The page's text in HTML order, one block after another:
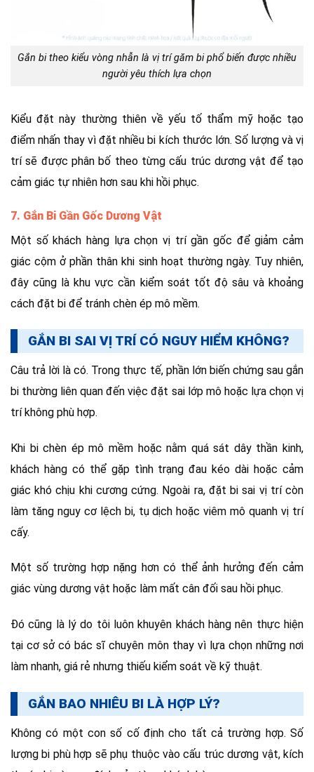
Gắn bi theo kiểu vòng nhẫn là vị trí găm bi phổ biến được nhiều
người yêu thích lựa chọn
Kiểu đặt này thường thiên về yếu tố thẩm mỹ hoặc tạo
điểm nhấn thay vì đặt nhiều bi kích thước lớn. Số lượng và vị
trí sẽ được phân bố theo từng cấu trúc dương vật để tạo
cảm giác tự nhiên hơn sau khi hồi phục.
7. Gắn Bi Gần Gốc Dương Vật
Một số khách hàng lựa chọn vị trí gần gốc để giảm cảm
giác cộm ở phần thân khi sinh hoạt thường ngày. Tuy nhiên,
đây cũng là khu vực cần kiểm soát tốt độ sâu và khoảng
cách đặt bi để tránh chèn ép mô mềm.
GẮN BI SAI VỊ TRÍ CÓ NGUY HIỂM KHÔNG?
Câu trả lời là có. Trong thực tế, phần lớn biến chứng sau gắn
bi thường liên quan đến việc đặt sai lớp mô hoặc lựa chọn vị
trí không phù hợp.
Khi bi chèn ép mô mềm hoặc nằm quá sát dây thần kinh,
khách hàng có thể gặp tình trạng đau kéo dài hoặc cảm
giác khó chịu khi cương cứng. Ngoài ra, đặt bi sai vị trí còn
làm tăng nguy cơ lệch bi, tụ dịch hoặc viêm mô quanh vị trí
cấy.
Một số trường hợp nặng hơn có thể ảnh hưởng đến cảm
giác vùng dương vật hoặc làm mất cân đối sau hồi phục.
Đó cũng là lý do tôi luôn khuyên khách hàng nên thực hiện
tại cơ sở có bác sĩ chuyên môn thay vì lựa chọn những nơi
làm nhanh, giá rẻ nhưng thiếu kiểm soát về kỹ thuật.
GẮN BAO NHIÊU BI LÀ HỢP LÝ?
Không có một con số cố định cho tất cả trường hợp. Số
lượng bi phù hợp sẽ phụ thuộc vào cấu trúc dương vật, kích